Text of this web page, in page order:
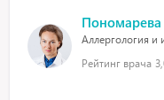
Аллергология и
Рейтинг врача